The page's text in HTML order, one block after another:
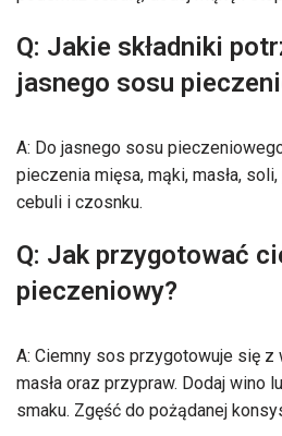
Q: Jakie składniki
jasnego sosu
A: Do jasnego sosu
pieczenia mięsa, mąki, masła,
cebuli i czosnku.
Q: Jak przygotować
pieczeniowy?
A: Ciemny sos przygotowuje się z
masła oraz przypraw. Dodaj wino
smaku. Zgęść do pożądanej